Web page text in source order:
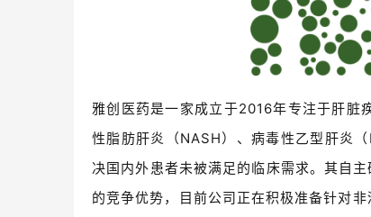
雅创医药是一家成立于2016年专注于肝脏
性脂肪肝炎（NASH）、病毒性乙型肝炎
决国内外患者未被满足的临床需求。其自
的竞争优势，目前公司正在积极准备针对